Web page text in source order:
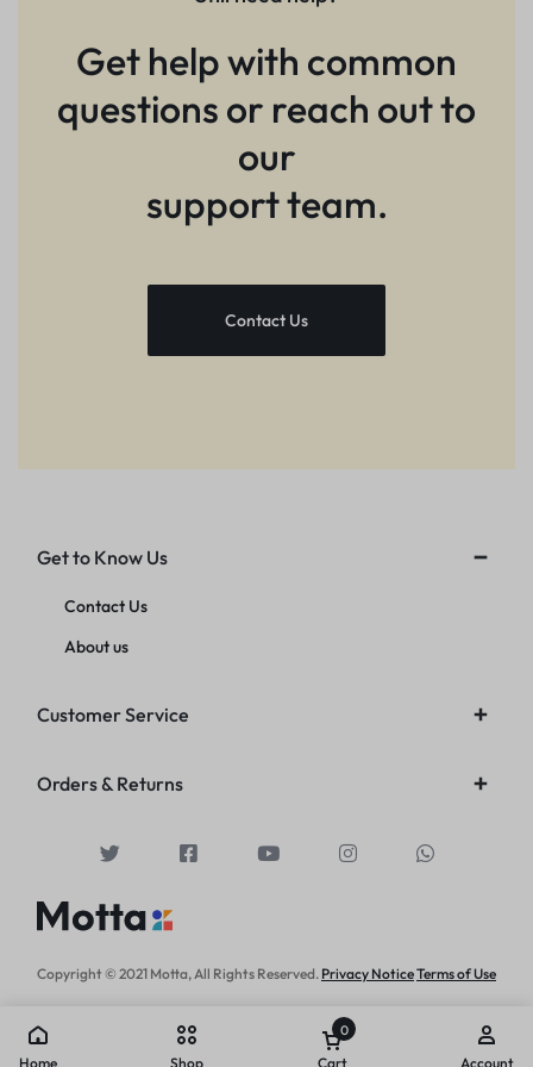
Get help with common
questions or reach out to
our
support team.
Contact Us
Get to Know Us
Contact Us
About us
Customer Service
Orders & Returns
Copyright © 2021 Motta, All Rights Reserved. Privacy NoticeTerms of Use
Home Shop
0
Cart Account